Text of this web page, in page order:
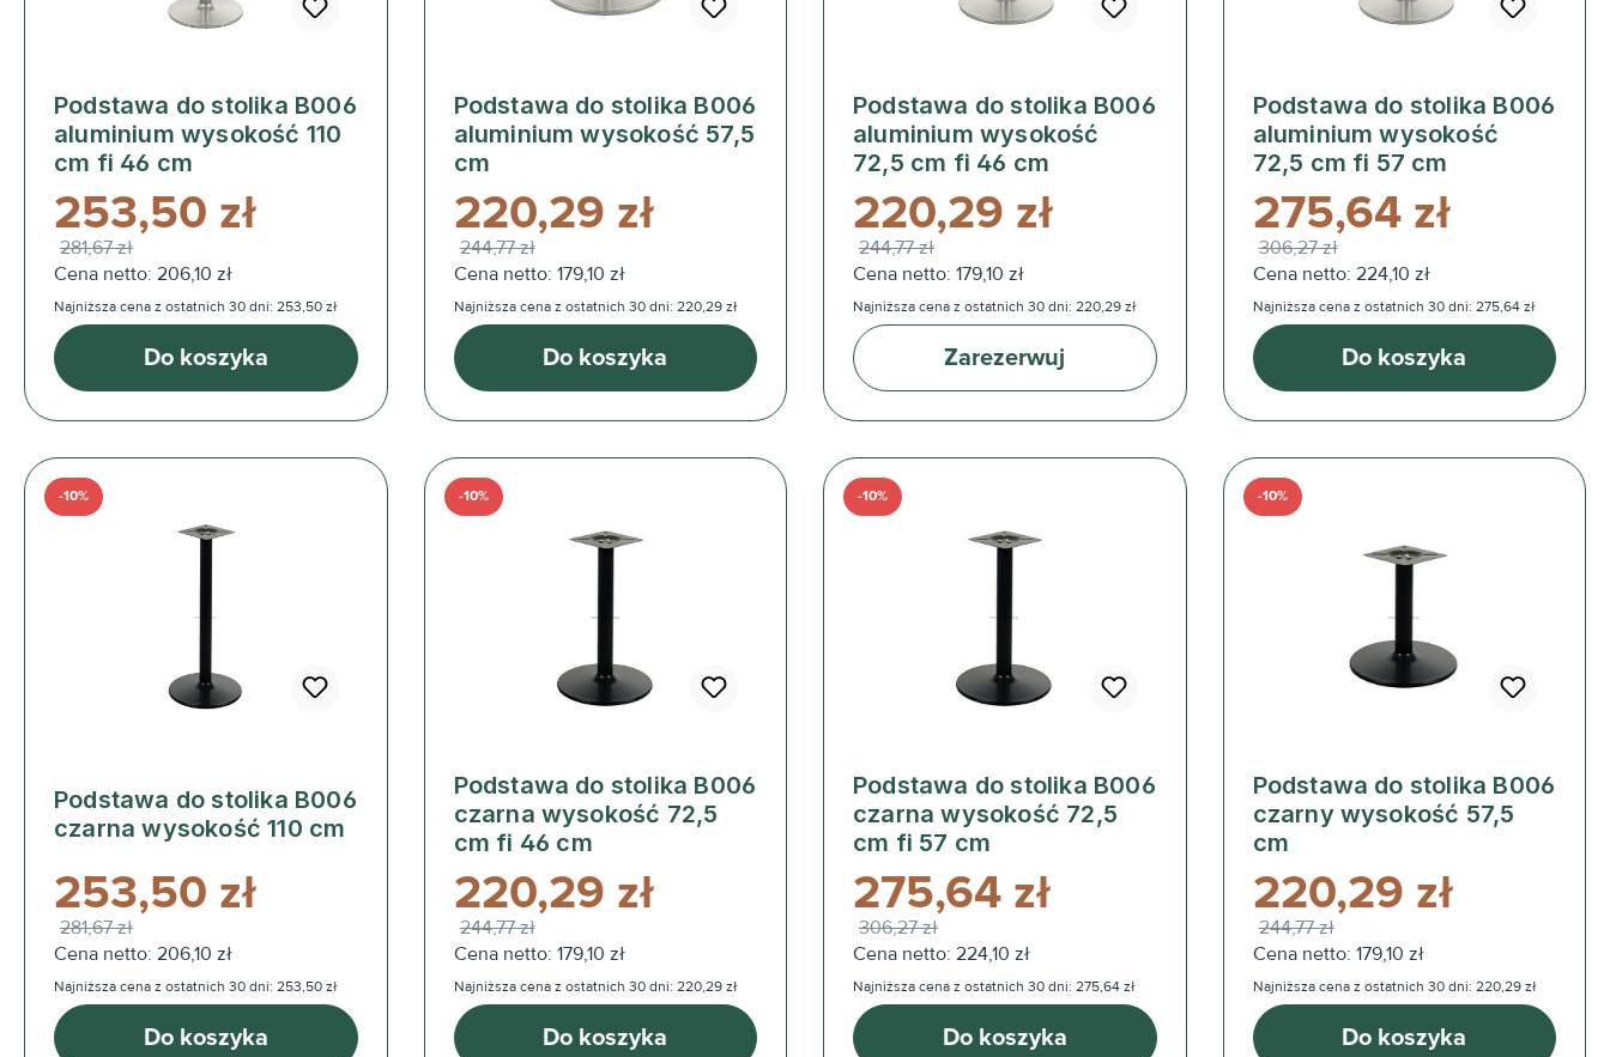
Podstawa do stolika B006
aluminium wysokość 110
cm fi 46 cm
253,50 zł
281,67 zł
Cena netto: 206,10 zł
Najniższa cena z ostatnich 30 dni: 253,50 zł
Do koszyka
Podstawa do stolika B006
aluminium wysokość 57,5
cm
220,29 zł
244,77 zł
Cena netto: 179,10 zł
Najniższa cena z ostatnich 30 dni: 220,29 zł
Do koszyka
Podstawa do stolika B006
aluminium wysokość
72,5 cm fi 46 cm
220,29 zł
244,77 zł
Cena netto: 179,10 zł
Najniższa cena z ostatnich 30 dni: 220,29 zł
Zarezerwuj
Podstawa do stolika B006
aluminium wysokość
72,5 cm fi 57 cm
275,64 zł
306,27 zł
Cena netto: 224,10 zł
Najniższa cena z ostatnich 30 dni: 275,64 zł
Do koszyka
Podstawa do stolika B006
czarna wysokość 110 cm
-10%
253,50 zł
281,67 zł
Cena netto: 206,10 zł
Najniższa cena z ostatnich 30 dni: 253,50 zł
Do koszyka
Podstawa do stolika B006
czarna wysokość 72,5
cm fi 46 cm
-10%
220,29 zł
244,77 zł
Cena netto: 179,10 zł
Najniższa cena z ostatnich 30 dni: 220,29 zł
Do koszyka
Podstawa do stolika B006
czarna wysokość 72,5
cm fi 57 cm
-10%
275,64 zł
306,27 zł
Cena netto: 224,10 zł
Najniższa cena z ostatnich 30 dni: 275,64 zł
Do koszyka
Podstawa do stolika B006
czarny wysokość 57,5
cm
-10%
220,29 zł
244,77 zł
Cena netto: 179,10 zł
Najniższa cena z ostatnich 30 dni: 220,29 zł
Do koszyka